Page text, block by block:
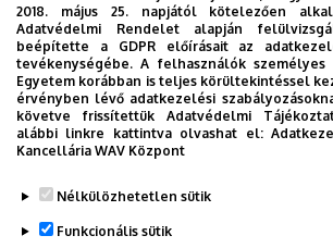
2018. május 25. napjától kötelezően
Adatvédelmi Rendelet alapján
beépítette a GDPR előírásait az
tevékenységébe. A felhasználók
Egyetem korábban is teljes körültekintéssel
érvényben lévő adatkezelési
követve frissítettük Adatvédelmi
alábbi linkre kattintva olvashat el:
Kancellária WAV Központ
Nélkülözhetetlen sütik
Funkcionális sütik
Extensios kezelés
Infúziós kezelések
Egyéb szolgáltatások
Legutóbb frissítve: 2025. 01. 10. 09:03